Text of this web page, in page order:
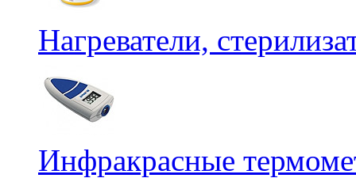
Нагреватели,
Инфракрасные